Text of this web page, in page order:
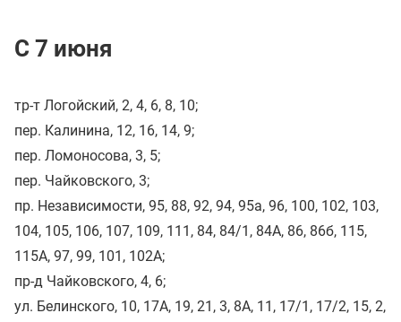
С 7 июня
тр-т Логойский, 2, 4, 6, 8, 10;
пер. Калинина, 12, 16, 14, 9;
пер. Ломоносова, 3, 5;
пер. Чайковского, 3;
пр. Независимости, 95, 88, 92, 94, 95а, 96, 100, 102, 103,
104, 105, 106, 107, 109, 111, 84, 84/1, 84A, 86, 86б, 115,
115A, 97, 99, 101, 102A;
пр-д Чайковского, 4, 6;
ул. Белинского, 10, 17A, 19, 21, 3, 8A, 11, 17/1, 17/2, 15, 2,